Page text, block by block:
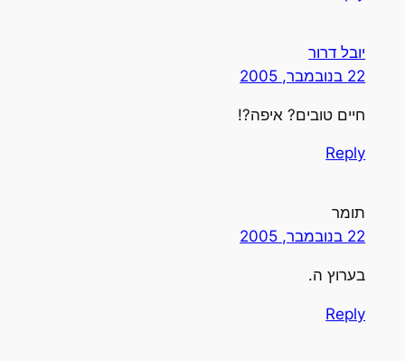
יובל דרור
22 בנובמבר, 2005
חיים טובים? איפה?!
Reply
תומר
22 בנובמבר, 2005
בערוץ ה.
Reply